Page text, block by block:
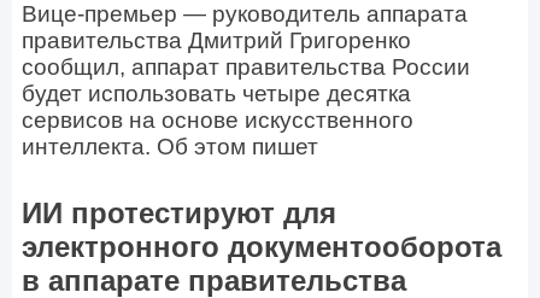
Вице-премьер — руководитель аппарата
правительства Дмитрий Григоренко
сообщил, аппарат правительства России
будет использовать четыре десятка
сервисов на основе искусственного
интеллекта. Об этом пишет
ИИ протестируют для
электронного документооборота
в аппарате правительства